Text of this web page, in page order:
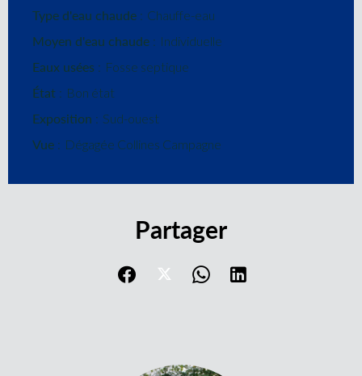
Type d'eau chaude Chauffe-eau
Moyen d'eau chaude Individuelle
Eaux usées Fosse septique
État Bon état
Exposition Sud-ouest
Vue Dégagée Collines Campagne
Partager